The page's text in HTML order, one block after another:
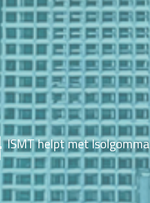
ISMT helpt met Isolgomma